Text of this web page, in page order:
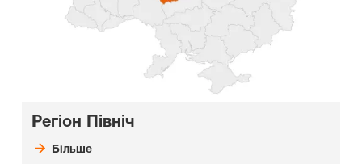
Регіон Північ
Більше